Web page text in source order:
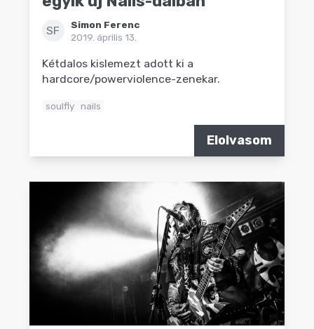
SF
Simon Ferenc
2019. április 13.
Kétdalos kislemezt adott ki a
hardcore/powerviolence-zenekar.
soulfly nails
Elolvasom